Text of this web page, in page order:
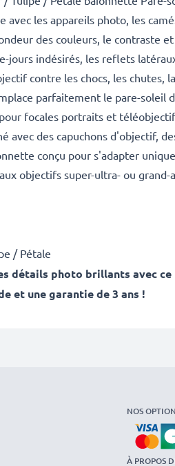
avec les appareils photo, les
des couleurs, le contraste
jours indésirés, les reflets
contre les chocs, les chutes,
parfaitement le pare-soleil
focales portraits et
avec des capuchons d'objectif,
conçu pour s'adapter
objectifs super-ultra- ou grand-
/ Pétale
détails photo brillants avec
et une garantie de 3 ans !
NOS
À PROPOS